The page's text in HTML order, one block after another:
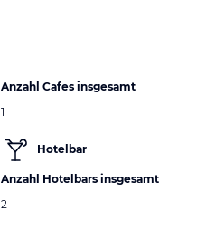
Anzahl Cafes insgesamt
1
Hotelbar
Anzahl Hotelbars insgesamt
2